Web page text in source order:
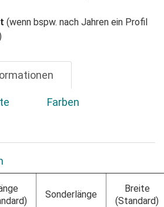
(wenn bspw. nach Jahren ein Profil
Farben
Sonderlänge
Breite
(Standard)